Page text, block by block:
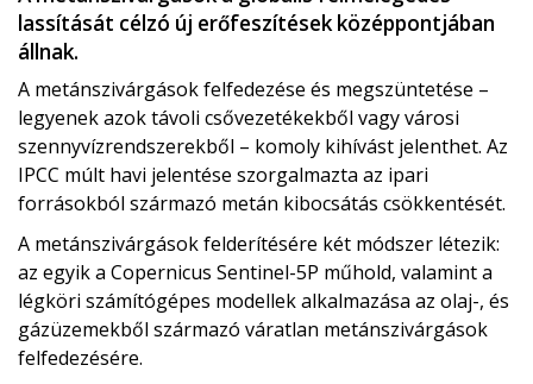
lassítását célzó új erőfeszítések középpontjában
állnak.
A metánszivárgások felfedezése és megszüntetése –
legyenek azok távoli csővezetékekből vagy városi
szennyvízrendszerekből – komoly kihívást jelenthet. Az
IPCC múlt havi jelentése szorgalmazta az ipari
forrásokból származó metán kibocsátás csökkentését.
A metánszivárgások felderítésére két módszer létezik:
az egyik a Copernicus Sentinel-5P műhold, valamint a
légköri számítógépes modellek alkalmazása az olaj-, és
gázüzemekből származó váratlan metánszivárgások
felfedezésére.